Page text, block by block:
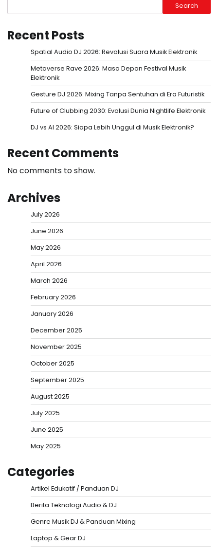
Search
Recent Posts
Spatial Audio DJ 2026: Revolusi Suara Musik Elektronik
Metaverse Rave 2026: Masa Depan Festival Musik
Elektronik
Gesture DJ 2026: Mixing Tanpa Sentuhan di Era Futuristik
Future of Clubbing 2030: Evolusi Dunia Nightlife Elektronik
DJ vs AI 2026: Siapa Lebih Unggul di Musik Elektronik?
Recent Comments
No comments to show.
Archives
July 2026
June 2026
May 2026
April 2026
March 2026
February 2026
January 2026
December 2025
November 2025
October 2025
September 2025
August 2025
July 2025
June 2025
May 2025
Categories
Artikel Edukatif / Panduan DJ
Berita Teknologi Audio & DJ
Genre Musik DJ & Panduan Mixing
Laptop & Gear DJ